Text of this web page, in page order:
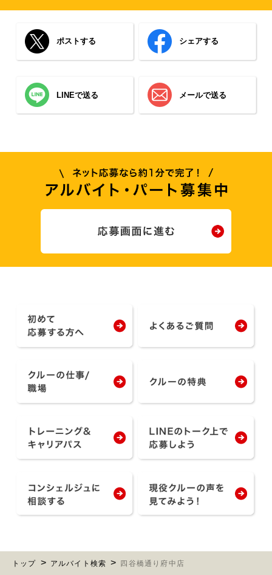
ポストする シェアする
LINEで送る メールで送る
トップ アルバイト検索 四谷橋通り府中店